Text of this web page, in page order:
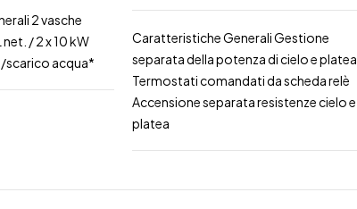
2 vasche
/ 2 x 10 kW
scarico acqua*
Caratteristiche Generali Gestione
separata della potenza di cielo e platea
Termostati comandati da scheda relè
Accensione separata resistenze cielo e
platea